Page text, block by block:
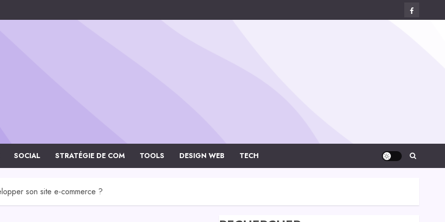
Facebook
SOCIAL STRATÉGIE DE COM TOOLS DESIGN WEB TECH
son site e-commerce ?